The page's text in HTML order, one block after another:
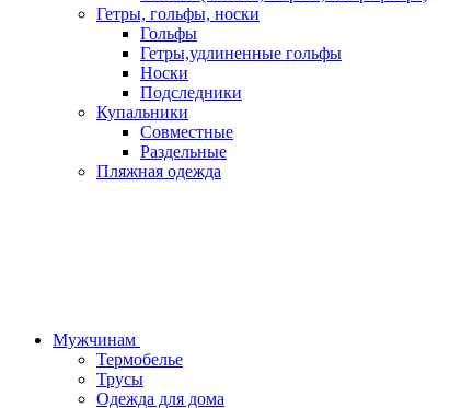
Гетры, гольфы, носки
Гольфы
Гетры,удлиненные гольфы
Носки
Подследники
Купальники
Совместные
Раздельные
Пляжная одежда
Мужчинам
Термобелье
Трусы
Одежда для дома